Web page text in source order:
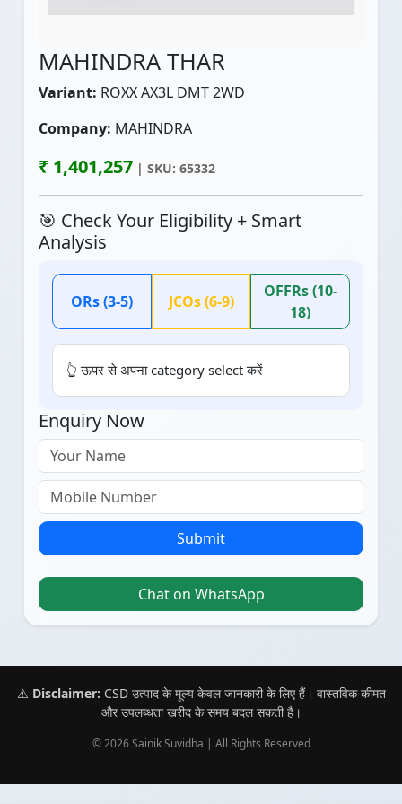
MAHINDRA THAR
Variant: ROXX AX3L DMT 2WD
Company: MAHINDRA
₹ 1,401,257 | SKU: 65332
🎯 Check Your Eligibility + Smart
Analysis
ORs (3-5) JCOs (6-9)
OFFRs (10-
18)
👆 ऊपर से अपना category select करें
Enquiry Now
Submit
Chat on WhatsApp
⚠️ Disclaimer: CSD उत्पाद के मूल्य केवल जानकारी के लिए हैं। वास्तविक कीमत
और उपलब्धता खरीद के समय बदल सकती है।
© 2026 Sainik Suvidha | All Rights Reserved